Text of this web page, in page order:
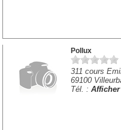
Pollux
311 cours
69100
Tél. :